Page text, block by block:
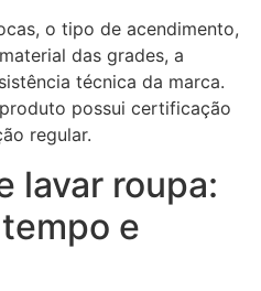
o tipo de acendimento,
das grades, a
técnica da marca.
possui certificação
regular.
lavar roupa:
e